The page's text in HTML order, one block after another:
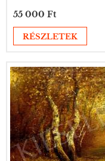
55 000 Ft
RÉSZLETEK